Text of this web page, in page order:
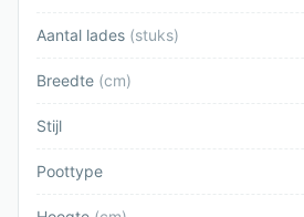
Aantal lades (stuks)
Breedte (cm)
Stijl
Poottype